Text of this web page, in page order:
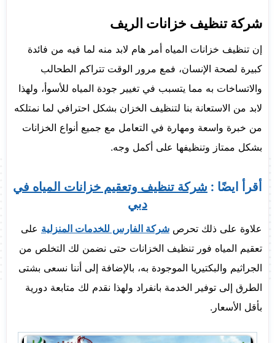
شركة تنظيف خزانات الريف
إن تنظيف خزانات المياه أمر هام لابد منه لما فيه من فائدة
كبيرة لصحة الإنسان، فمع مرور الوقت تتراكم الطحالب
والاتساخات به مما يتسبب في تغيير جودة المياه للأسوأ، ولهذا
لابد من الاستعانة بنا لتنظيف الخزان بشكل احترافي لما نمتلكه
من خبرة واسعة ومهارة في التعامل مع جميع أنواع الخزانات
بشكل ممتاز وتنظيفها على أكمل وجه.
أقرأ ايضًا : شركة تنظيف وتعقيم خزانات المياه في
دبي
علاوة على ذلك تحرص شركة الفارس للخدمات المنزلية على
تعقيم المياه فور تنظيف الخزانات حتى نضمن لك التخلص من
الجراثيم والبكتيريا الموجودة به، بالإضافة إلى أننا نسعى بشتى
الطرق إلى توفير الخدمة بانفراد ولهذا نقدم لك متابعة دورية
بأقل الأسعار.